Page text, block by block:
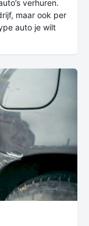
verhuren.
maar ook per
auto je wilt